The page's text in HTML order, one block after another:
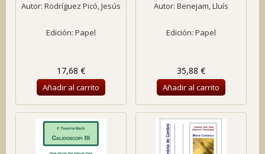
Autor: Rodríguez Picó, Jesús
Edición: Papel
17,68 €
Añadir al carrito
Autor: Benejam, Lluís
Edición: Papel
35,88 €
Añadir al carrito